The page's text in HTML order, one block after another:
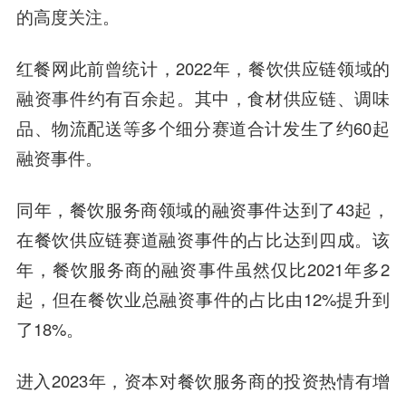
的高度关注。
红餐网此前曾统计，2022年，餐饮供应链领域的
融资事件约有百余起。其中，食材供应链、调味
品、物流配送等多个细分赛道合计发生了约60起
融资事件。
同年，餐饮服务商领域的融资事件达到了43起，
在餐饮供应链赛道融资事件的占比达到四成。该
年，餐饮服务商的融资事件虽然仅比2021年多2
起，但在餐饮业总融资事件的占比由12%提升到
了18%。
进入2023年，资本对餐饮服务商的投资热情有增